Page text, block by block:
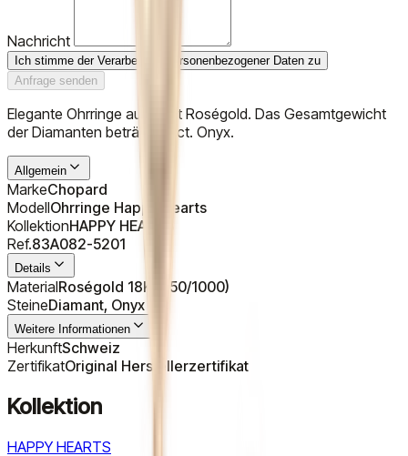
Nachricht
Ich stimme der Verarbeitung personenbezogener Daten zu
Anfrage senden
Elegante Ohrringe aus 18 kt Roségold. Das Gesamtgewicht
der Diamanten beträgt 0,1 ct. Onyx.
Allgemein
MarkeChopard
ModellOhrringe Happy Hearts
KollektionHAPPY HEARTS
Ref.83A082-5201
Details
MaterialRoségold 18K (750/1000)
SteineDiamant, Onyx
Weitere Informationen
HerkunftSchweiz
ZertifikatOriginal Herstellerzertifikat
Kollektion
HAPPY HEARTS